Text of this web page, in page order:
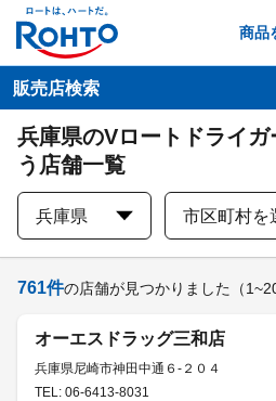
商品
販売店検索
兵庫県のVロートドライ
う店舗一覧
兵庫県 市区町村を
761件の店舗が見つかりました （
オーエスドラッグ三和店
兵庫県尼崎市神田中通６-２０４
TEL: 06-6413-8031